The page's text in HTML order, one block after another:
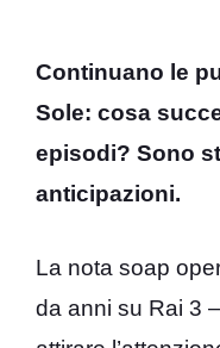
Continuano le
Sole: cosa
episodi? Sono
anticipazioni.
La nota soap
da anni su Rai 3